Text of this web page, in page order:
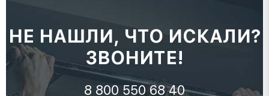
НЕ НАШЛИ, ЧТО ИСКАЛИ?
ЗВОНИТЕ!
8 800 550 68 40